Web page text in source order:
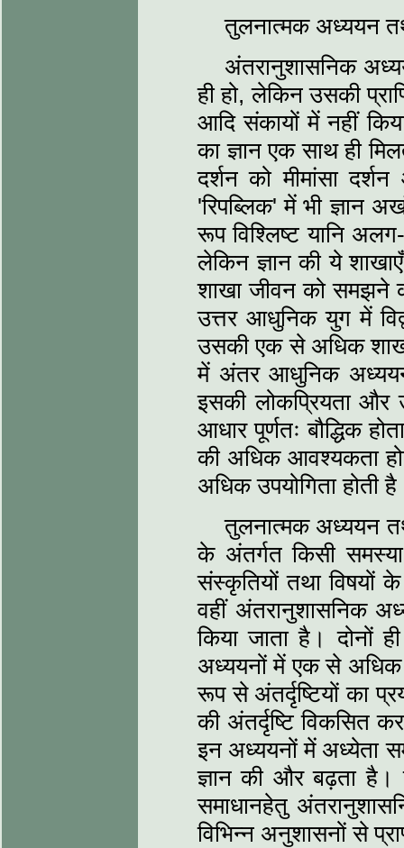
तुलनात्मक अध्ययन
अंतरानुशासनिक
ही हो, लेकिन उसकी
आदि संकायों में नहीं
का ज्ञान एक साथ ही
दर्शन को मीमांसा
'रिपब्लिक' में भी ज्ञान
रूप विश्लिष्ट यानि
लेकिन ज्ञान की ये
शाखा जीवन को समझने
उत्तर आधुनिक युग में
उसकी एक से अधिक
में अंतर आधुनिक
इसकी लोकप्रियता और
आधार पूर्णतः बौद्धिक
की अधिक आवश्यकता
अधिक उपयोगिता होती
तुलनात्मक अध्ययन
के अंतर्गत किसी
संस्कृतियों तथा विषयों
वहीं अंतरानुशासनिक
किया जाता है।
अध्ययनों में एक से अधिक
रूप से अंतर्दृष्टियों का
की अंतर्दृष्टि विकसित
इन अध्ययनों में अध्येता
ज्ञान की और बढ़ता है।
समाधानहेतु
विभिन्न अनुशासनों से